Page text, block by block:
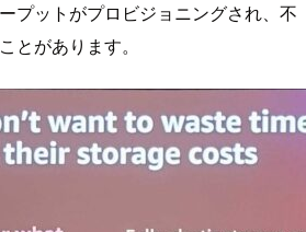
プットがプロビジョニングされ、不
とがあります。